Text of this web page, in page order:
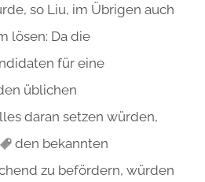
so Liu, im Übrigen auch
lösen: Da die
für eine
üblichen
daran setzen würden,
den bekannten
zu befördern, würden